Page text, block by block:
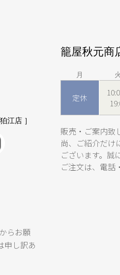
江店 ］
からお願
申し訳あ
籠屋秋元商
月 火
定休
販売・ご案内致
尚、ご紹介だけ
ございます。誠
ご注文は、電話